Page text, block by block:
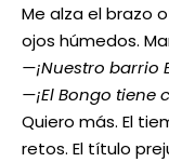
Me alza el brazo
ojos húmedos.
—¡Nuestro barrio
—¡El Bongo tiene
Quiero más. El
retos. El título